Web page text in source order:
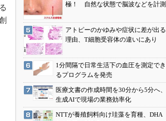
極！ 自然な状態で脳波などを計測
アトピーのかゆみや症状に差が出る
理由、T細胞受容体の違いにあり
1分間隔で日常生活下の血圧を測定でき
るプログラムを発売
医療文書の作成時間を30分から5分へ、
生成AIで現場の業務効率化
NTTが養殖飼料向け珪藻を育種、DHA